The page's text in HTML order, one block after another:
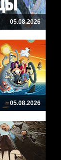
05.08.2026
05.08.2026